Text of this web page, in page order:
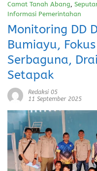
Camat Tanah Abang,
Informasi Pemerintahan
Monitoring DD
Bumiayu,
Serbaguna,
Setapak
Redaksi 05
11 September 2025